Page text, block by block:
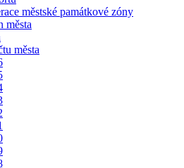
městské památkové zóny
města
města